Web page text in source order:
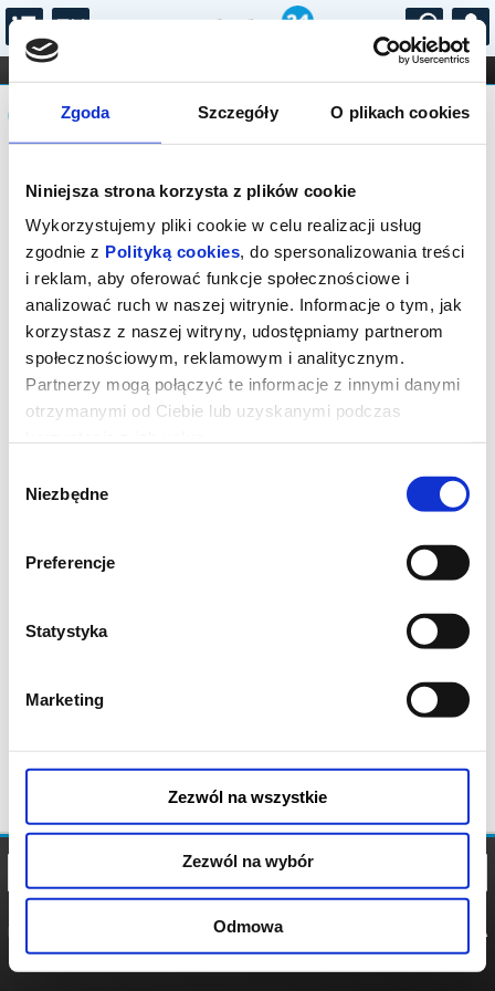
Zgoda Szczegóły O plikach cookies
Niniejsza strona korzysta z plików cookie
Wykorzystujemy pliki cookie w celu realizacji usług
zgodnie z Polityką cookies, do spersonalizowania treści
i reklam, aby oferować funkcje społecznościowe i
analizować ruch w naszej witrynie. Informacje o tym, jak
korzystasz z naszej witryny, udostępniamy partnerom
społecznościowym, reklamowym i analitycznym.
Partnerzy mogą połączyć te informacje z innymi danymi
otrzymanymi od Ciebie lub uzyskanymi podczas
zgody
Niezbędne
Preferencje
Statystyka
Marketing
Zezwól na wszystkie
Zezwól na wybór
Odmowa
...
FILHARMONIA OPERA I BALET
STAND-UP
DLA DZIECI
Komunikat
Sprzedaż biletów on-line na wydarzenie
została zakończona.
POLITYKA
POLITYKA